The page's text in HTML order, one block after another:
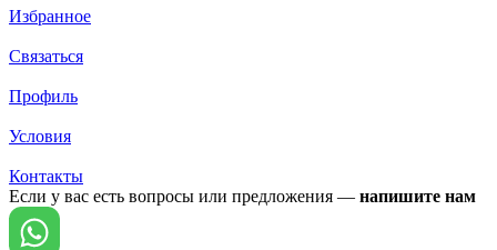
Избранное
Связаться
Профиль
Условия
Контакты
Если у вас есть вопросы или предложения — напишите нам